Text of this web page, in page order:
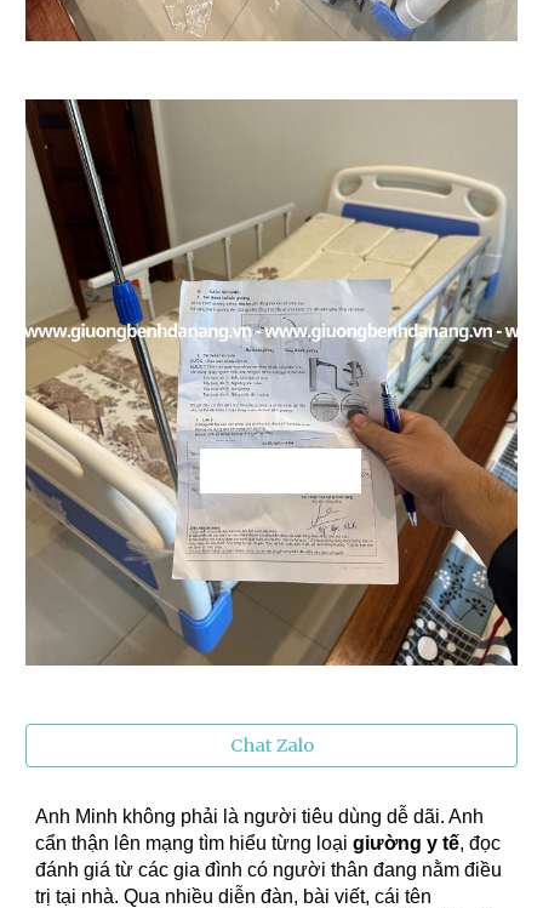
Chat Zalo
Anh Minh không phải là người tiêu dùng dễ dãi. Anh
cẩn thận lên mạng tìm hiểu từng loạigiường y tế, đọc
đánh giá từ các gia đình có người thân đang nằm điều
trị tại nhà. Qua nhiều diễn đàn, bài viết, cái tên